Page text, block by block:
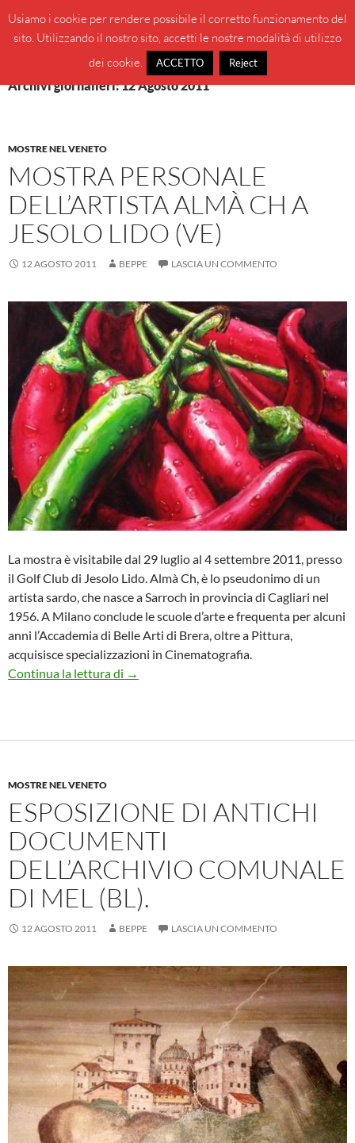
contenuto
BeppeBlog
MENU
Archivi giornalieri: 12 Agosto 2011
MOSTRE NEL VENETO
MOSTRA PERSONALE
DELL’ARTISTA ALMÀ CH A
JESOLO LIDO (VE)
12 AGOSTO 2011 BEPPE LASCIA UN COMMENTO
La mostra è visitabile dal 29 luglio al 4 settembre 2011, presso
il Golf Club di Jesolo Lido. Almà Ch, è lo pseudonimo di un
artista sardo, che nasce a Sarroch in provincia di Cagliari nel
1956. A Milano conclude le scuole d’arte e frequenta per alcuni
anni l’Accademia di Belle Arti di Brera, oltre a Pittura,
acquisisce specializzazioni in Cinematografia.
Continua la lettura di
Mostra personale dell’artista Almà Ch a
→
MOSTRE NEL VENETO
ESPOSIZIONE DI ANTICHI
DOCUMENTI
DELL’ARCHIVIO COMUNALE
DI MEL (BL).
12 AGOSTO 2011 BEPPE LASCIA UN COMMENTO
Usiamo i cookie per rendere possibile il corretto funzionamento del
sito. Utilizzando il nostro sito, accetti le nostre modalità di utilizzo
dei cookie.
ACCETTO Reject